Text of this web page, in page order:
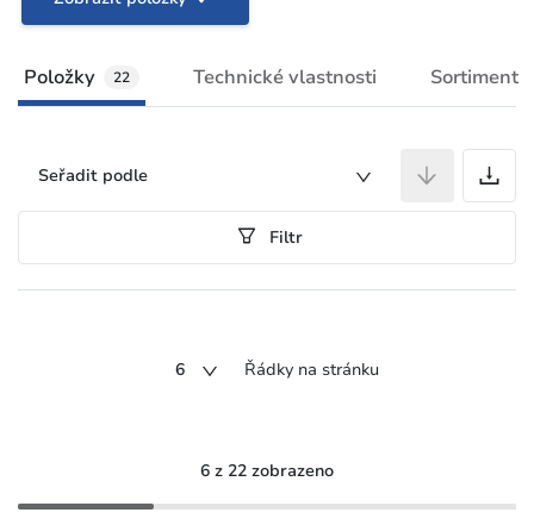
Položky 22 Technické vlastnosti Sortiment
Seřadit podle
Filtr
6 Řádky na stránku
6 z 22 zobrazeno